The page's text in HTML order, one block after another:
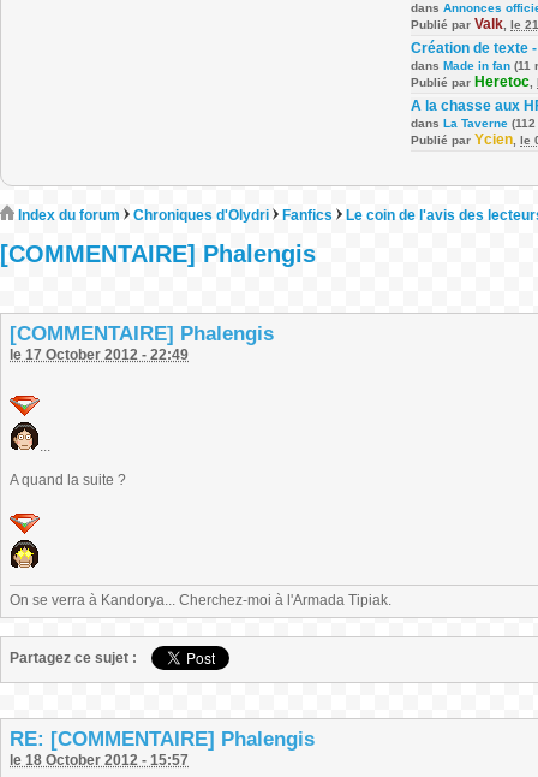
dans Annonces
Publié par Valk le
Création de texte
dans Made in fan (11
Publié par Heretoc
A la chasse aux
dans La Taverne
Publié par Ycien le
Index du forum Chroniques d'Olydri Fanfics Le coin de l'avis des
[COMMENTAIRE] Phalengis
[COMMENTAIRE] Phalengis
le 17 October 2012 - 22:49
...
A quand la suite ?
On se verra à Kandorya... Cherchez-moi à l'Armada Tipiak.
Partagez ce sujet :
RE: [COMMENTAIRE] Phalengis
le 18 October 2012 - 15:57